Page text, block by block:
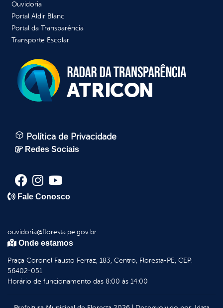
Ouvidoria
Portal Aldir Blanc
Portal da Transparência
Transporte Escolar
Política de Privacidade
Redes Sociais
Fale Conosco
ouvidoria@floresta.pe.gov.br
Onde estamos
Praça Coronel Fausto Ferraz, 183, Centro, Floresta-PE, CEP:
56402-051
Horário de funcionamento das 8:00 às 14:00